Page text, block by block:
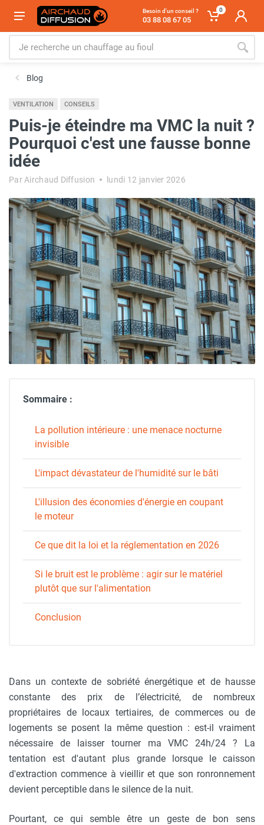
Besoin d'un conseil ?
03 88 08 67 05
0
Blog
VENTILATION CONSEILS
Puis-je éteindre ma VMC la nuit ?
Pourquoi c'est une fausse bonne
idée
Par Airchaud Diffusion lundi 12 janvier 2026
Sommaire :
La pollution intérieure : une menace nocturne
invisible
L'impact dévastateur de l'humidité sur le bâti
L'illusion des économies d'énergie en coupant
le moteur
Ce que dit la loi et la réglementation en 2026
Si le bruit est le problème : agir sur le matériel
plutôt que sur l'alimentation
Conclusion
Dans un contexte de sobriété énergétique et de hausse
constante des prix de l’électricité, de nombreux
propriétaires de locaux tertiaires, de commerces ou de
logements se posent la même question : est-il vraiment
nécessaire de laisser tourner ma VMC 24h/24 ? La
tentation est d'autant plus grande lorsque le caisson
d'extraction commence à vieillir et que son ronronnement
devient perceptible dans le silence de la nuit.
Pourtant, ce qui semble être un geste de bon sens